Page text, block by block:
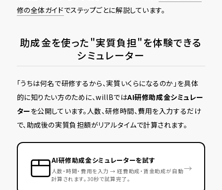
修の全体ガイドでステップごとに解説しています。
助成金を使った"実質負担"を体験できる
シミュレーター
「うちは何名で研修するから、実質いくらになるのか」を具体
的に知りたい方のために、willBではAI研修助成金シミュレー
ターを公開しています。人数、研修時間、費用を入力するだけ
で、助成後の実質負担額がリアルタイムで計算されます。
AI研修助成金シミュレーターを試す
人数・時間・費用を入力 → 経費助成・賃金助成が自動
計算されます。30秒で試算完了。
→